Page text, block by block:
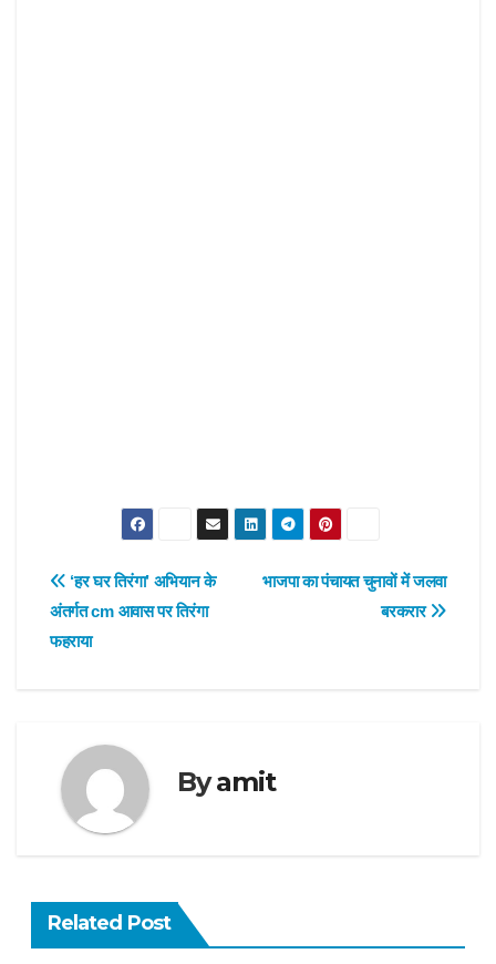
Post
navigation
भाजपा का पंचायत चुनावों में जलवा
बरकरार
‘हर घर तिरंगा’ अभियान के
अंतर्गत cm आवास पर तिरंगा
फहराया
Byamit
Related Post